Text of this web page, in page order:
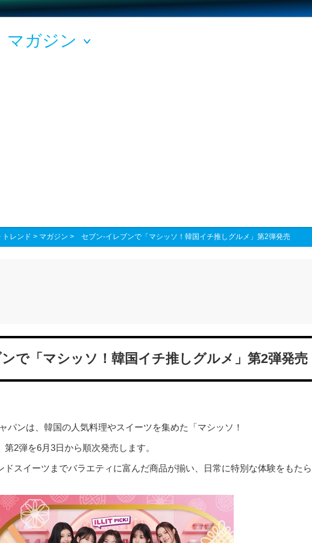
マガジン
トレンド > マガジン > セブン‐イレブンで「マシッソ！韓国イチ推しグルメ」第2弾発売
で「マシッソ！韓国イチ推しグルメ」第2弾発売
パンは、韓国の人気料理やスイーツを集めた「マシッソ！
2弾を6月3日から順次発売します。
ドスイーツまでバラエティに富んだ商品が揃い、日常に特別な体験をもたら